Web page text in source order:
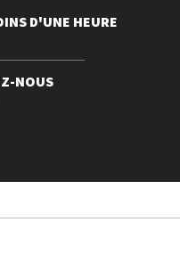
D'UNE HEURE
NOUS